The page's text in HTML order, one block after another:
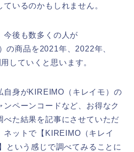
いるのかもしれません。
今後も数多くの人が
の商品を2021年、2022年、
していくと思います。
自身がKIREIMO（キレイモ）の
ンペーンコードなど、お得なク
べた結果を記事にさせていただ
ネットで【KIREIMO（キレイ
という感じで調べてみることに